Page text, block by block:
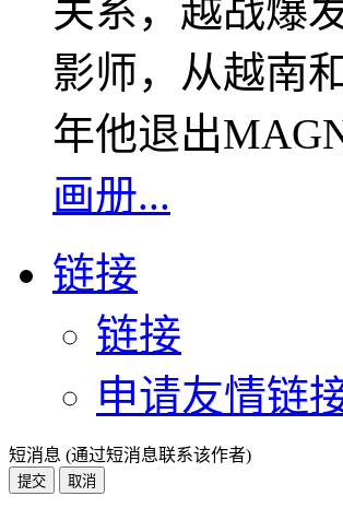
关系，越战爆
影师，从越南
年他退出
画册...
链接
链接
申请友情链
短消息 (通过短消息联系该作者)